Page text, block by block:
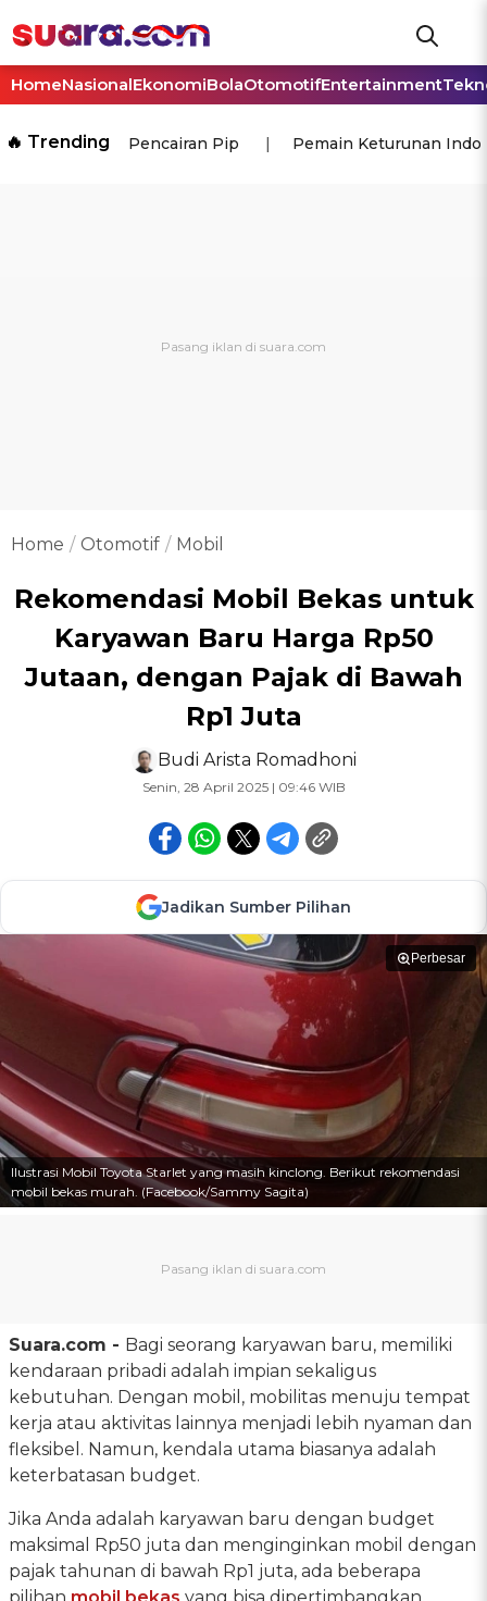
HomeNasionalEkonomiBolaOtomotifEntertainment
🔥 Trending Pencairan Pip Pemain Keturunan
Home Otomotif Mobil
Rekomendasi Mobil Bekas untuk
Karyawan Baru Harga Rp50
Jutaan, dengan Pajak di Bawah
Rp1 Juta
Budi Arista Romadhoni
Senin, 28 April 2025 | 09:46 WIB
Jadikan Sumber Pilihan
Perbesar
Ilustrasi Mobil Toyota Starlet yang masih kinclong. Berikut rekomendasi
mobil bekas murah. (Facebook/Sammy Sagita)
Suara.com - Bagi seorang karyawan baru, memiliki
kendaraan pribadi adalah impian sekaligus
kebutuhan. Dengan mobil, mobilitas menuju tempat
kerja atau aktivitas lainnya menjadi lebih nyaman dan
fleksibel. Namun, kendala utama biasanya adalah
keterbatasan budget.
Jika Anda adalah karyawan baru dengan budget
maksimal Rp50 juta dan menginginkan mobil dengan
pajak tahunan di bawah Rp1 juta, ada beberapa